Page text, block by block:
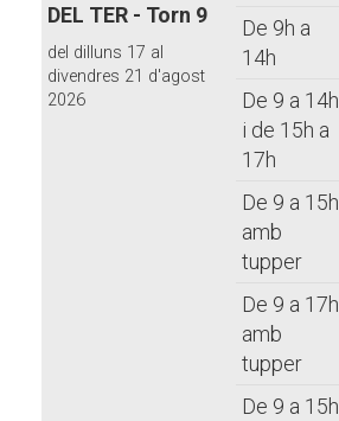
DEL TER - Torn 9
del dilluns 17 al
divendres 21 d'agost
2026
De 9h a
14h
De 9 a 14h
i de 15h a
17h
De 9 a 15h
amb
tupper
De 9 a 17h
amb
tupper
De 9 a 15h